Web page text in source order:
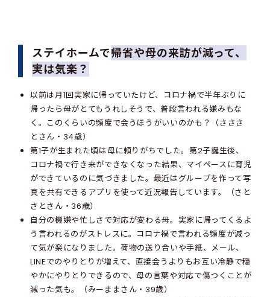
ステイホームで帰省や母の来訪が減って、
実は気楽？
以前は月1回実家に帰っていたけど、コロナ禍で半年ぶりに
帰ったら母がとてもうれしそうで、普段言われる嫌みもな
く。このくらいの頻度で会うほうがいいのかも？（さささ
とさん・34歳）
第1子が生まれた頃は母に頼りがちでした。第2子誕生後、
コロナ禍で行き来ができなくなった結果、マイペースに育児
ができているのに気づきました。最近はグループを作って写
真を共有できるアプリを使って近況報告しています。（さと
さとさん・36歳）
自分の機嫌や忙しさで対応が変わる母。実家に帰ってくるよ
う言われるのがストレスに。コロナ禍で言われる頻度が減っ
て気が楽になりました。荷物の送り合いや手紙、メール、
LINEでのやりとりが増えて、直接会うよりもお互い冷静で穏
やかにやりとりできるので、母の言葉や対応で傷つくことが
減った気も。（みーままさん・39歳）